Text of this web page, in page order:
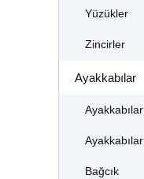
Yüzükler
Zincirler
Ayakkabılar
Ayakkabılar
Ayakkabılar
Bağcık